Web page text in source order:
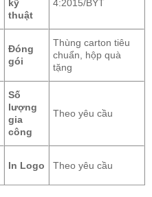
kỹ
thuật
4:2015/BYT
Đóng
gói
Thùng carton tiêu
chuẩn, hộp quà
tặng
Số
lượng
gia
công
Theo yêu cầu
In Logo Theo yêu cầu